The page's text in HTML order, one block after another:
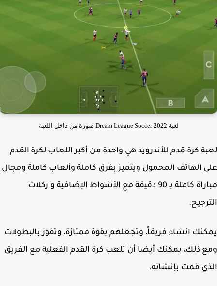
لعبة 2022 Dream League Soccer صورة من داخل اللعبة
كرة قدم للأندرويد هي واحدة من أكبر اللعاب لكرة القدم
الهاتف المحمول ويتميز بفرق كاملة وألعاب كاملة ومجال
مباراة كاملة بـ 90 دقيقة مع الأشواط الإضافية و ركلات
انشاء فريقاً، وتجعلهم بقوة ممتازة، وتفوز بالبطولات
ذلك، يمكنك أيضا أن تلعب كرة القدم الفعلية مع الفريق
قمت بإنشائه.